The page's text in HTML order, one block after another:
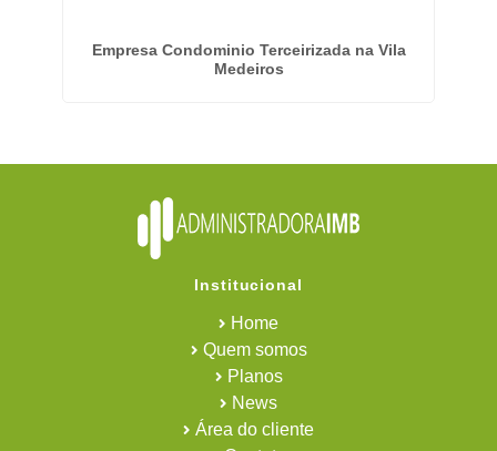
Empresa Condominio Terceirizada na Vila
Medeiros
Institucional
Home
Quem somos
Planos
News
Área do cliente